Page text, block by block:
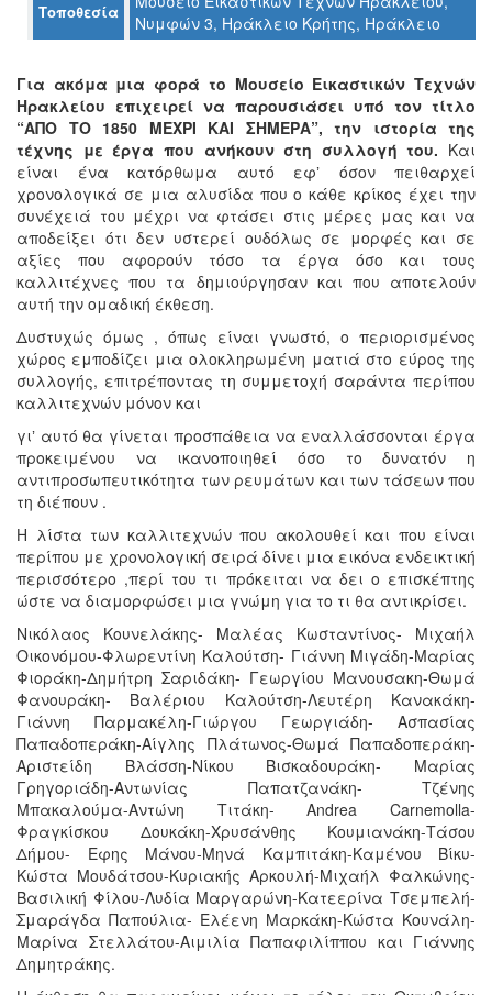
ΤΟΠΟΣ
ΔΗΜΟΣ
ΠΟΛΙΤΙΣΜΟΣ
ΑΝΘΕΚΤΙΚΗ
ΠΟΛΗ
Τοποθεσία
Νυμφών 3, Ηράκλειο Κρήτης, Ηράκλειο
Για ακόμα μια φορά το Μουσείο Εικαστικών Τεχνών
Ηρακλείου επιχειρεί να παρουσιάσει υπό τον τίτλο
“ΑΠΟ ΤΟ 1850 ΜΕΧΡΙ ΚΑΙ ΣΗΜΕΡΑ”, την ιστορία της
τέχνης με έργα που ανήκουν στη συλλογή του. Και
είναι ένα κατόρθωμα αυτό εφʼ όσον πειθαρχεί
χρονολογικά σε μια αλυσίδα που ο κάθε κρίκος έχει την
συνέχειά του μέχρι να φτάσει στις μέρες μας και να
αποδείξει ότι δεν υστερεί ουδόλως σε μορφές και σε
αξίες που αφορούν τόσο τα έργα όσο και τους
καλλιτέχνες που τα δημιούργησαν και που αποτελούν
αυτή την ομαδική έκθεση.
Δυστυχώς όμως , όπως είναι γνωστό, ο περιορισμένος
χώρος εμποδίζει μια ολοκληρωμένη ματιά στο εύρος της
συλλογής, επιτρέποντας τη συμμετοχή σαράντα περίπου
καλλιτεχνών μόνον και
γιʼ αυτό θα γίνεται προσπάθεια να εναλλάσσονται έργα
προκειμένου να ικανοποιηθεί όσο το δυνατόν η
αντιπροσωπευτικότητα των ρευμάτων και των τάσεων που
τη διέπουν .
Η λίστα των καλλιτεχνών που ακολουθεί και που είναι
περίπου με χρονολογική σειρά δίνει μια εικόνα ενδεικτική
περισσότερο ,περί του τι πρόκειται να δει ο επισκέπτης
ώστε να διαμορφώσει μια γνώμη για το τι θα αντικρίσει.
Νικόλαος Κουνελάκης- Μαλέας Κωσταντίνος- Μιχαήλ
Οικονόμου-Φλωρεντίνη Καλούτση- Γιάννη Μιγάδη-Μαρίας
Φιοράκη-Δημήτρη Σαριδάκη- Γεωργίου Μανουσακη-Θωμά
Φανουράκη- Βαλέριου Καλούτση-Λευτέρη Κανακάκη-
Γιάννη Παρμακέλη-Γιώργου Γεωργιάδη- Ασπασίας
Παπαδοπεράκη-Αίγλης Πλάτωνος-Θωμά Παπαδοπεράκη-
Αριστείδη Βλάσση-Νίκου Βισκαδουράκη- Μαρίας
Γρηγοριάδη-Αντωνίας Παπατζανάκη- Τζένης
Μπακαλούμα-Αντώνη Τιτάκη- Andrea Carnemolla-
Φραγκίσκου Δουκάκη-Χρυσάνθης Κουμιανάκη-Τάσου
Δήμου- Εφης Μάνου-Μηνά Καμπιτάκη-Καμένου Βίκυ-
Κώστα Μουδάτσου-Κυριακής Αρκουλή-Μιχαήλ Φαλκώνης-
Βασιλική Φίλου-Λυδία Μαργαρώνη-Κατεερίνα Τσεμπελή-
Σμαράγδα Παπούλια- Ελέενη Μαρκάκη-Κώστα Κουνάλη-
Μαρίνα Στελλάτου-Αιμιλία Παπαφιλίππου και Γιάννης
Δημητράκης.